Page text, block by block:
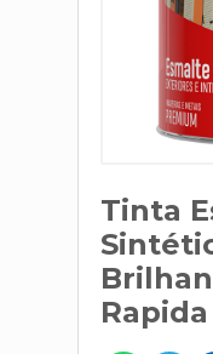
Tinta